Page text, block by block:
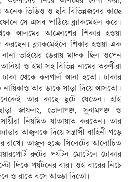
অনেক ভিডিও ও ছবি বিভিন্নজনের কাছে
সে এসব পাঠিয়ে ব্ল্যাকমেইল করে।
আলমের আক্রোশের শিকার হওয়া
ব্ল্যাকমেইলে শিকার হওয়া এক
ভাইয়ের ডেরায় মাদক ছিল ওপেন
তানিয়া ও ইমা সহ বিভিন্ন নামের তরুণীরা
থেকে কলগার্ল আনা হতো। ঢাকার
নায়িকাও তার ডাকে সাড়া দিয়ে আসতো।
তার কাছে ছুটে যেতেন। হাই
জাফলং, ভোলাগঞ্জ, সুনামগঞ্জ ও
নিয়মিত যাতায়াত করতেন। তার
তাজুলকে দিয়ে সন্ত্রাসী বাহিনী গড়ে
রাখে। তাজুল হচ্ছে সিলেটের আলোচিত
রুটের পর্যটন মোটেলে ঢোকার
দিকে পর্যটনের বার। ওই বারের নিচে
ও রাতে বসে আড্ডা দিতো।